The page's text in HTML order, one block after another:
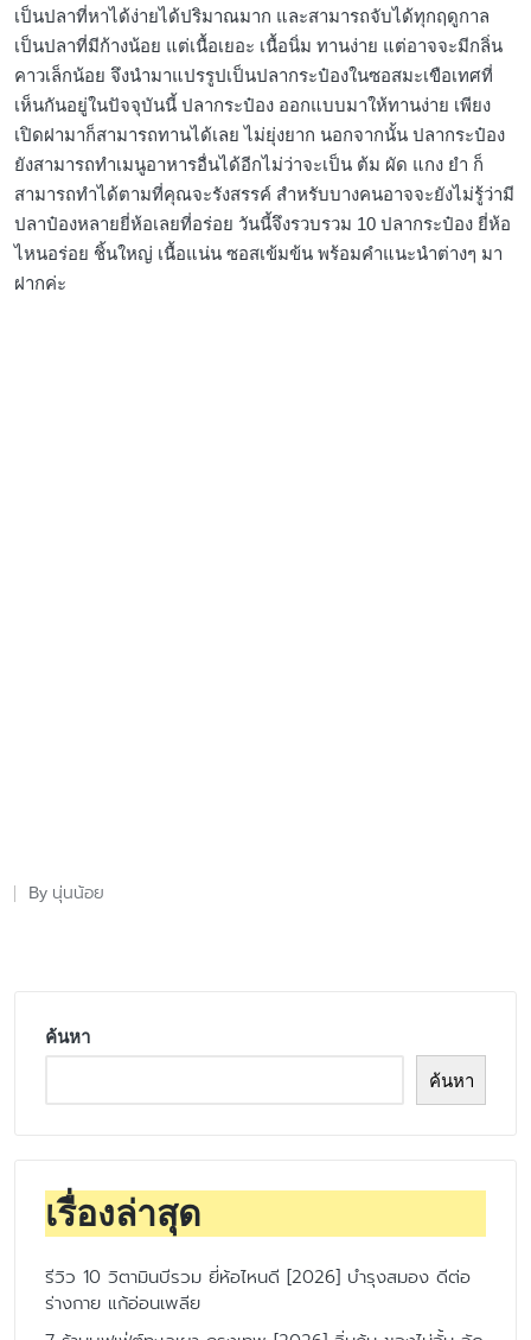
เป็นปลาที่หาได้ง่ายได้ปริมาณมาก และสามารถจับได้ทุกฤดูกาล
เป็นปลาที่มีก้างน้อย แต่เนื้อเยอะ เนื้อนิ่ม ทานง่าย แต่อาจจะมีกลิ่น
คาวเล็กน้อย จึงนำมาแปรรูปเป็นปลากระป๋องในซอสมะเขือเทศที่
เห็นกันอยู่ในปัจจุบันนี้ ปลากระป๋อง ออกแบบมาให้ทานง่าย เพียง
เปิดฝามาก็สามารถทานได้เลย ไม่ยุ่งยาก นอกจากนั้น ปลากระป๋อง
ยังสามารถทำเมนูอาหารอื่นได้อีกไม่ว่าจะเป็น ต้ม ผัด แกง ยำ ก็
สามารถทำได้ตามที่คุณจะรังสรรค์ สำหรับบางคนอาจจะยังไม่รู้ว่ามี
ปลาป๋องหลายยี่ห้อเลยที่อร่อย วันนี้จึงรวบรวม 10 ปลากระป๋อง ยี่ห้อ
ไหนอร่อย ชิ้นใหญ่ เนื้อแน่น ซอสเข้มข้น พร้อมคำแนะนำต่างๆ มา
ฝากค่ะ
Posted
By นุ่นน้อย
ค้นหา
ค้นหา
เรื่องล่าสุด
รีวิว 10 วิตามินบีรวม ยี่ห้อไหนดี [2026] บำรุงสมอง ดีต่อ
ร่างกาย แก้อ่อนเพลีย